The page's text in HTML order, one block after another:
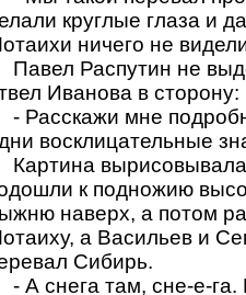
круглые глаза и
ничего не
Павел Распутин не
Иванова в сторону:
- Расскажи мне
восклицательные
Картина
к подножию
наверх, а потом
а Васильев и
Сибирь.
- А снега там, сне-е-